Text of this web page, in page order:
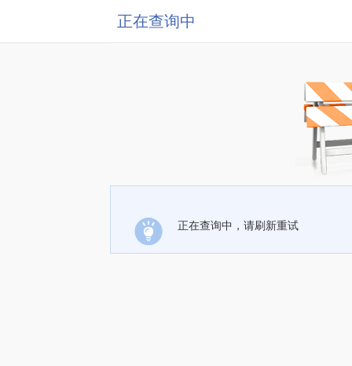
正在查询中
正在查询中，请刷新重试